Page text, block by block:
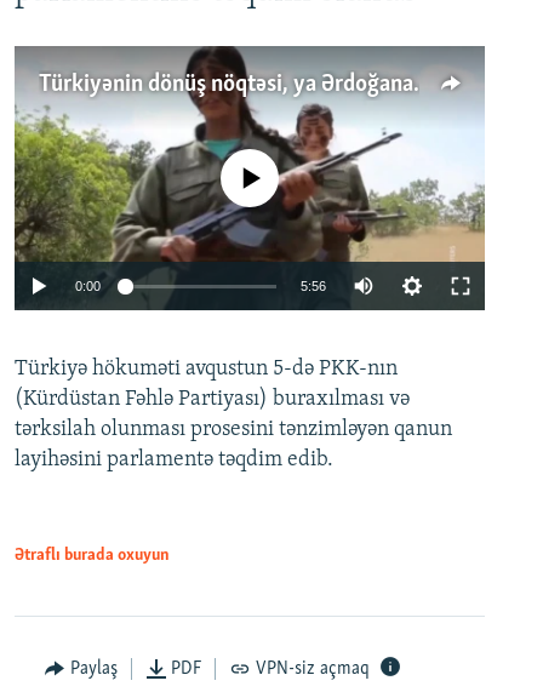
Türkiyənin dönüş nöqtəsi, ya Ərdoğana üçüncü şans: PKK ilə qəfil barışıq nə deməkdir?
Auto 240p 360p 480p
720p 1080p
No media source currently available
0:00 5:56
360p
480p
Türkiyə hökuməti avqustun 5-də PKK-nın
(Kürdüstan Fəhlə Partiyası) buraxılması və
tərksilah olunması prosesini tənzimləyən qanun
layihəsini parlamentə təqdim edib.
Ətraflı burada oxuyun
Paylaş PDF VPN-siz açmaq